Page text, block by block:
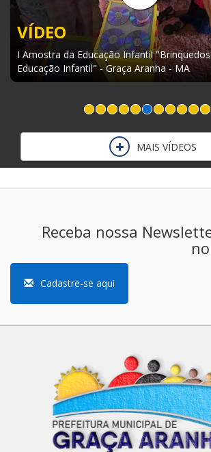
VÍDEO
I Amostra da Educação Infantil
Educação Infantil" - Graça Aranha - MA
MAIS VÍDEOS
Receba nossa
Cadastre-se aqui